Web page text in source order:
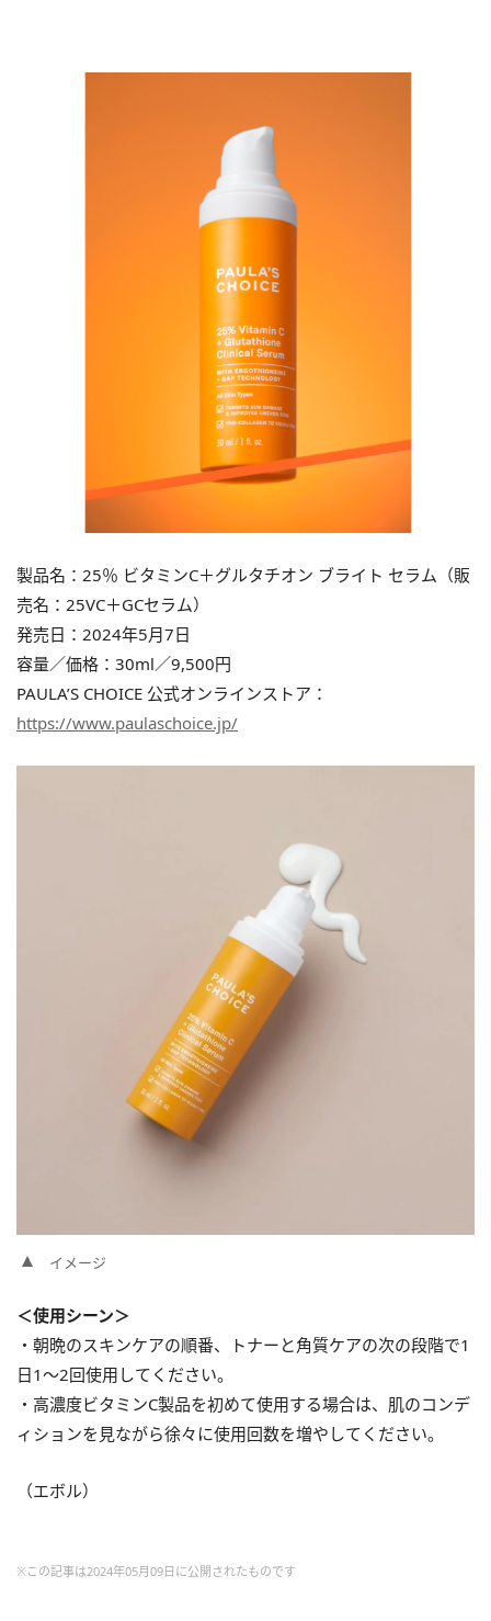
製品名：25％ ビタミンC＋グルタチオン ブライト セラム（販
売名：25VC＋GCセラム）
発売日：2024年5月7日
容量／価格：30ml／9,500円
PAULA’S CHOICE 公式オンラインストア：
https://www.paulaschoice.jp/
イメージ
＜使用シーン＞
・朝晩のスキンケアの順番、トナーと角質ケアの次の段階で1
日1〜2回使用してください。
・高濃度ビタミンC製品を初めて使用する場合は、肌のコンデ
ィションを見ながら徐々に使用回数を増やしてください。
（エボル）
※この記事は2024年05月09日に公開されたものです